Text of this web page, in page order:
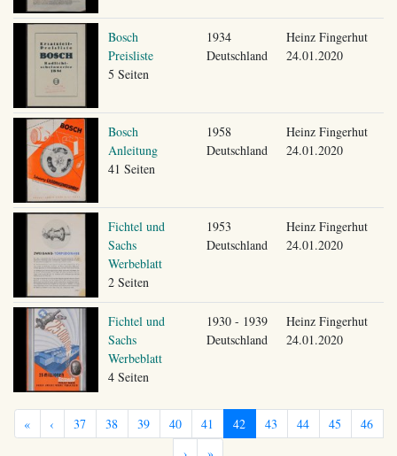
Bosch
Preisliste
5 Seiten
1934
Deutschland
Heinz Fingerhut
24.01.2020
Bosch
Anleitung
41 Seiten
1958
Deutschland
Heinz Fingerhut
24.01.2020
Fichtel und
Sachs
Werbeblatt
2 Seiten
1953
Deutschland
Heinz Fingerhut
24.01.2020
Fichtel und
Sachs
Werbeblatt
4 Seiten
1930 - 1939
Deutschland
Heinz Fingerhut
24.01.2020
« ‹ 37 38 39 40 41 42 43 44 45
46
›
»